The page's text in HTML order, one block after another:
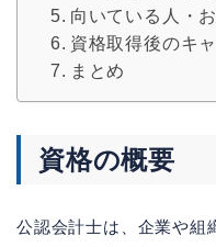
向いている人・
資格取得後のキ
まとめ
資格の概要
公認会計士は、企業や組